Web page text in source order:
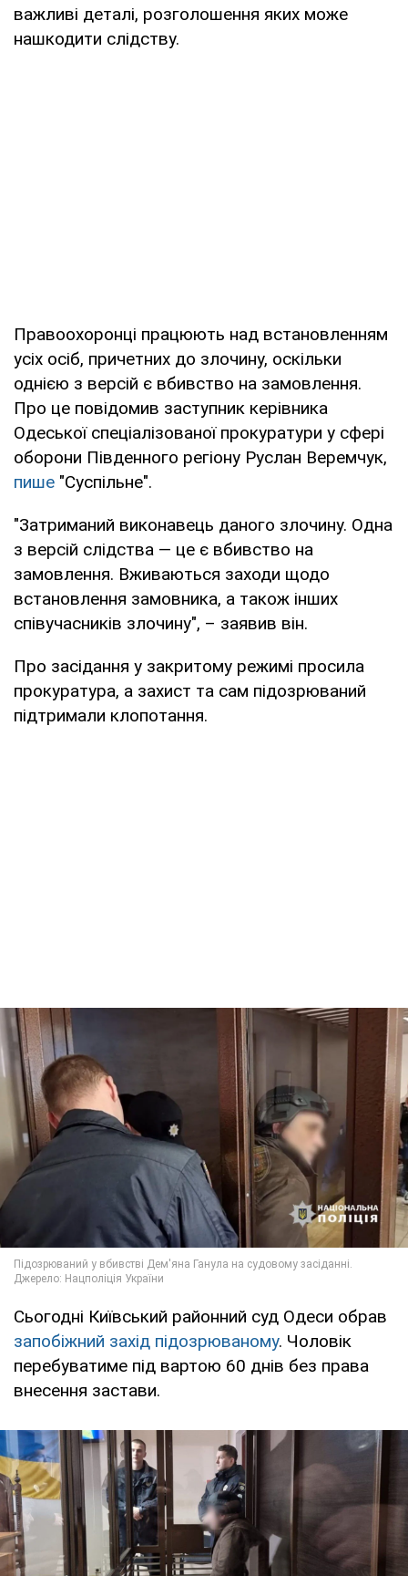
важливі деталі, розголошення яких може
нашкодити слідству.
Правоохоронці працюють над встановленням
усіх осіб, причетних до злочину, оскільки
однією з версій є вбивство на замовлення.
Про це повідомив заступник керівника
Одеської спеціалізованої прокуратури у сфері
оборони Південного регіону Руслан Веремчук,
пише "Суспільне".
"Затриманий виконавець даного злочину. Одна
з версій слідства — це є вбивство на
замовлення. Вживаються заходи щодо
встановлення замовника, а також інших
співучасників злочину", – заявив він.
Про засідання у закритому режимі просила
прокуратура, а захист та сам підозрюваний
підтримали клопотання.
Сьогодні Київський районний суд Одеси обрав
запобіжний захід підозрюваному. Чоловік
перебуватиме під вартою 60 днів без права
внесення застави.